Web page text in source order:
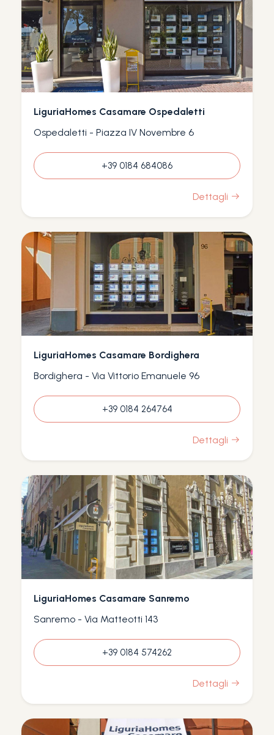
LiguriaHomes Casamare Ospedaletti
Ospedaletti - Piazza IV Novembre 6
+39 0184 684086
Dettagli
LiguriaHomes Casamare Bordighera
Bordighera - Via Vittorio Emanuele 96
+39 0184 264764
Dettagli
LiguriaHomes Casamare Sanremo
Sanremo - Via Matteotti 143
+39 0184 574262
Dettagli